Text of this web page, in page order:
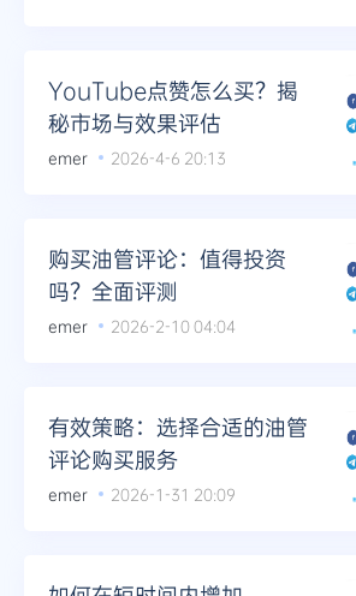
YouTube点赞怎么买？揭
秘市场与效果评估
emer 2026-4-6 20:13
购买油管评论：值得投资
吗？全面评测
emer 2026-2-10 04:04
有效策略：选择合适的油管
评论购买服务
emer 2026-1-31 20:09